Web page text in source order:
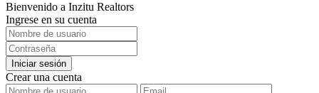
Bienvenido a Inzitu Realtors
Ingrese en su cuenta
Iniciar sesión
Crear una cuenta